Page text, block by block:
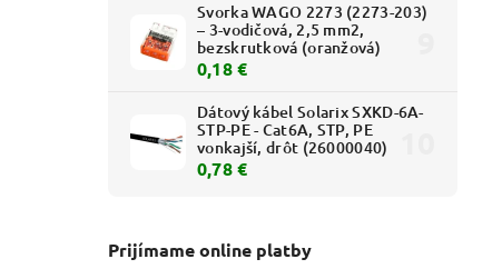
Svorka WAGO 2273 (2273-203)
– 3-vodičová, 2,5 mm2,
bezskrutková (oranžová)
0,18 €
Dátový kábel Solarix SXKD-6A-
STP-PE - Cat6A, STP, PE
vonkajší, drôt (26000040)
0,78 €
Prijímame online platby